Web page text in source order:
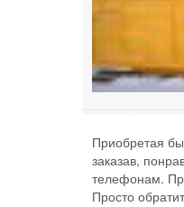
Приобретая
заказав,
телефонам.
Просто